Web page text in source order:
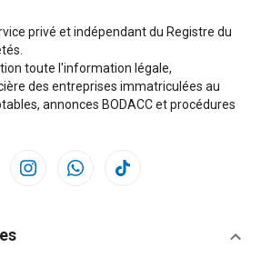
privé et indépendant du Registre du
toute l'information légale,
des entreprises immatriculées au
annonces BODACC et procédures